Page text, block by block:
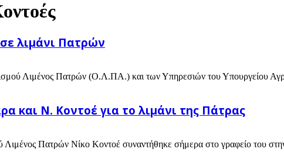
σε λιμάνι Πατρών
Λιμένος Πατρών (Ο.Λ.ΠΑ.) και των Υπηρεσιών του Υπουργείου
και Ν. Κοντοέ για το λιμάνι της Πάτρας
Πατρών Νίκο Κοντοέ συναντήθηκε σήμερα στο γραφείο του